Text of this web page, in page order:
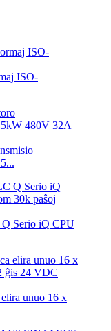
ISO-
Serio iQ CPU
unuo 16 x